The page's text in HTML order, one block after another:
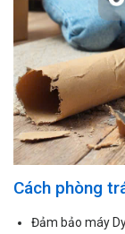
Cách phòng
Đảm bảo máy